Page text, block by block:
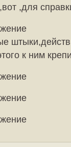
,для
к ним